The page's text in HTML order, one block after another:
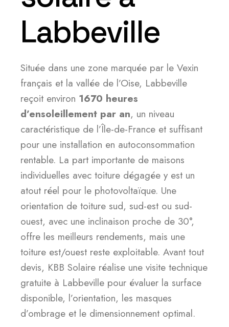
Labbeville
Située dans une zone marquée par le Vexin
français et la vallée de l’Oise, Labbeville
reçoit environ 1670 heures
d’ensoleillement par an, un niveau
caractéristique de l’Île-de-France et suffisant
pour une installation en autoconsommation
rentable. La part importante de maisons
individuelles avec toiture dégagée y est un
atout réel pour le photovoltaïque. Une
orientation de toiture sud, sud-est ou sud-
ouest, avec une inclinaison proche de 30°,
offre les meilleurs rendements, mais une
toiture est/ouest reste exploitable. Avant tout
devis, KBB Solaire réalise une visite technique
gratuite à Labbeville pour évaluer la surface
disponible, l’orientation, les masques
d’ombrage et le dimensionnement optimal.